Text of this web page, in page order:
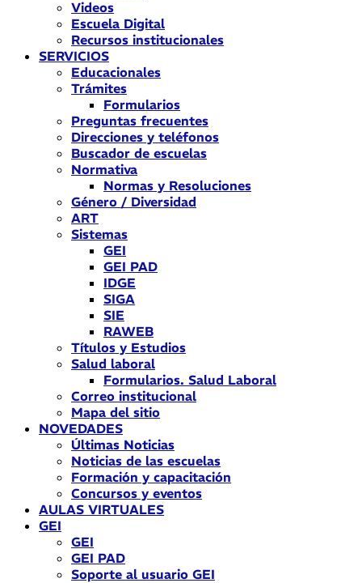
Videos
Escuela Digital
Recursos institucionales
SERVICIOS
Educacionales
Trámites
Formularios
Preguntas frecuentes
Direcciones y teléfonos
Buscador de escuelas
Normativa
Normas y Resoluciones
Género / Diversidad
ART
Sistemas
GEI
GEI PAD
IDGE
SIGA
SIE
RAWEB
Títulos y Estudios
Salud laboral
Formularios. Salud Laboral
Correo institucional
Mapa del sitio
NOVEDADES
Últimas Noticias
Noticias de las escuelas
Formación y capacitación
Concursos y eventos
AULAS VIRTUALES
GEI
GEI
GEI PAD
Soporte al usuario GEI